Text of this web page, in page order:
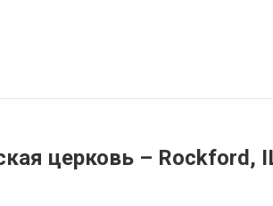
церковь – Rockford,